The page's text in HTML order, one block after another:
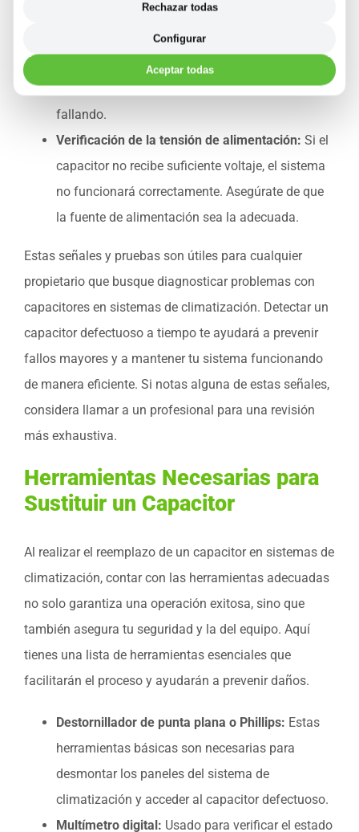
Lectura de capacitancia:Utiliza el multímetro
para medir la capacitancia del capacitor. Si el
valor es significativamente inferior al
especificado, considera que el capacitor está
fallando.
Verificación de la tensión de alimentación: Si el
capacitor no recibe suficiente voltaje, el sistema
no funcionará correctamente. Asegúrate de que
la fuente de alimentación sea la adecuada.
Estas señales y pruebas son útiles para cualquier
propietario que busque diagnosticar problemas con
capacitores en sistemas de climatización. Detectar un
capacitor defectuoso a tiempo te ayudará a prevenir
fallos mayores y a mantener tu sistema funcionando
de manera eficiente. Si notas alguna de estas señales,
considera llamar a un profesional para una revisión
más exhaustiva.
Herramientas Necesarias para
Sustituir un Capacitor
Al realizar el reemplazo de un capacitor en sistemas de
climatización, contar con las herramientas adecuadas
no solo garantiza una operación exitosa, sino que
también asegura tu seguridad y la del equipo. Aquí
tienes una lista de herramientas esenciales que
facilitarán el proceso y ayudarán a prevenir daños.
Destornillador de punta plana o Phillips: Estas
herramientas básicas son necesarias para
desmontar los paneles del sistema de
climatización y acceder al capacitor defectuoso.
Multímetro digital: Usado para verificar el estado
Rechazar todas
Configurar
Aceptar todas